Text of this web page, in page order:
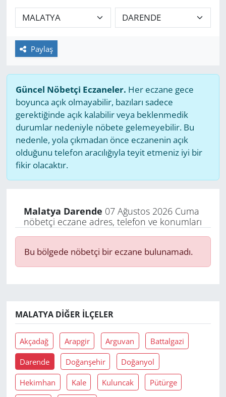
Paylaş
Güncel Nöbetçi Eczaneler. Her eczane gece
boyunca açık olmayabilir, bazıları sadece
gerektiğinde açık kalabilir veya beklenmedik
durumlar nedeniyle nöbete gelemeyebilir. Bu
nedenle, yola çıkmadan önce eczanenin açık
olduğunu telefon aracılığıyla teyit etmeniz iyi bir
fikir olacaktır.
Malatya Darende 07 Ağustos 2026 Cuma
nöbetçi eczane adres, telefon ve konumları
Bu bölgede nöbetçi bir eczane bulunamadı.
MALATYA DIĞER İLÇELER
Akçadağ Arapgir Arguvan Battalgazi
Darende Doğanşehir Doğanyol
Hekimhan Kale Kuluncak Pütürge
GÜNDEM
HABERDE İNSAN
MAGAZİN
POLİTİKA
RESMİ İLANLAR
SAĞLIK
SPOR
Yerel